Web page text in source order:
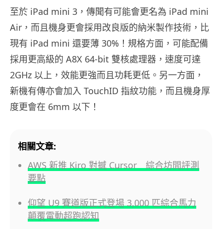
至於 iPad mini 3，傳聞有可能會更名為 iPad mini
Air，而且機身更會採用改良版的納米製作技術，比
現有 iPad mini 還要薄 30%！規格方面，可能配備
採用更高級的 A8X 64-bit 雙核處理器，速度可達
2GHz 以上，效能更強而且功耗更低。另一方面，
新機有傳亦會加入 TouchID 指紋功能，而且機身厚
度更會在 6mm 以下！
相關文章:
AWS 新推 Kiro 對撼 Cursor 綜合坊間評測
要點
仰望 U9 賽道版正式登場 3,000 匹綜合馬力
顛覆電動超跑認知